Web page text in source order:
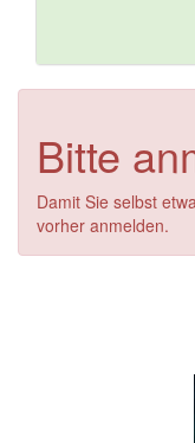
Bitte
Damit Sie selbst
vorher anmelden.